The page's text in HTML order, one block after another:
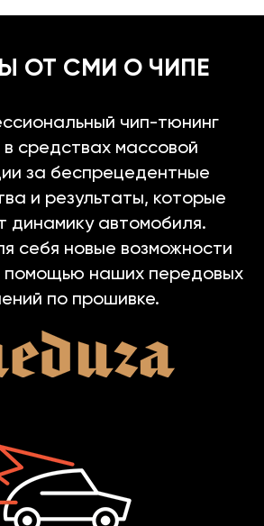
ОТ СМИ О ЧИПЕ
чип-тюнинг
средствах массовой
за беспрецедентные
и результаты, которые
динамику автомобиля.
себя новые возможности
помощью наших передовых
по прошивке.